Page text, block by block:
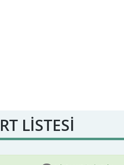
LİSTESİ